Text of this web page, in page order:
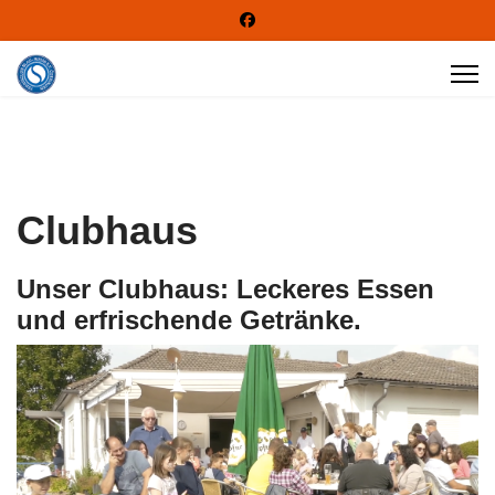
Clubhaus
Unser Clubhaus: Leckeres Essen
und erfrischende Getränke.